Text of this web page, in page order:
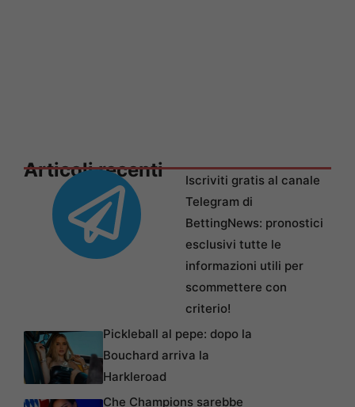
Articoli recenti
Iscriviti gratis al canale
Telegram di
BettingNews: pronostici
esclusivi tutte le
informazioni utili per
scommettere con
criterio!
Pickleball al pepe: dopo la
Bouchard arriva la
Harkleroad
Che Champions sarebbe